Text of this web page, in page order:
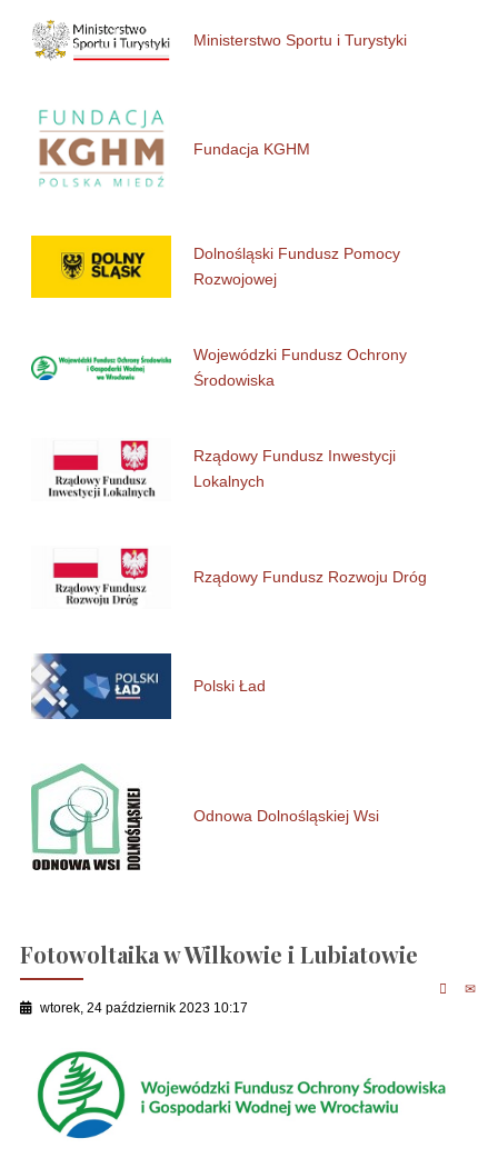
Ministerstwo Sportu i Turystyki
Fundacja KGHM
Dolnośląski Fundusz Pomocy
Rozwojowej
Wojewódzki Fundusz Ochrony
Środowiska
Rządowy Fundusz Inwestycji
Lokalnych
Rządowy Fundusz Rozwoju Dróg
Polski Ład
Odnowa Dolnośląskiej Wsi
Fotowoltaika w Wilkowie i Lubiatowie
wtorek, 24 październik 2023 10:17